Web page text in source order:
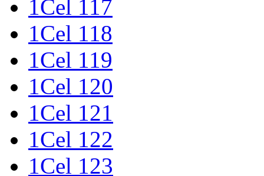
1Cel 117
1Cel 118
1Cel 119
1Cel 120
1Cel 121
1Cel 122
1Cel 123